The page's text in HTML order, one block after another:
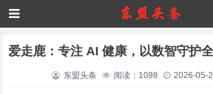
爱走鹿：专注 AI 健康，以数智守护
东盟头条 阅读：1098 2026-05-